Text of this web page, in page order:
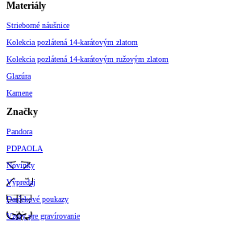
Materiály
Strieborné náušnice
Kolekcia pozlátená 14-karátovým zlatom
Kolekcia pozlátená 14-karátovým ružovým zlatom
Glazúra
Kamene
Značky
Pandora
PDPAOLA
Novinky
Výpredaj
Darčekové poukazy
Vzory pre gravírovanie